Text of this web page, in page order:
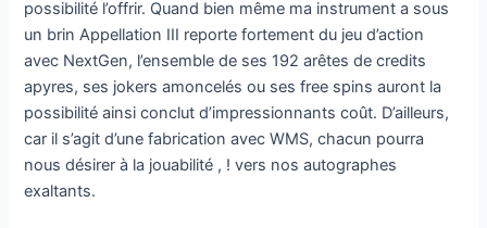
possibilité l’offrir. Quand bien même ma instrument a sous
un brin Appellation III reporte fortement du jeu d’action
avec NextGen, l’ensemble de ses 192 arêtes de credits
apyres, ses jokers amoncelés ou ses free spins auront la
possibilité ainsi conclut d’impressionnants coût. D’ailleurs,
car il s’agit d’une fabrication avec WMS, chacun pourra
nous désirer à la jouabilité , ! vers nos autographes
exaltants.